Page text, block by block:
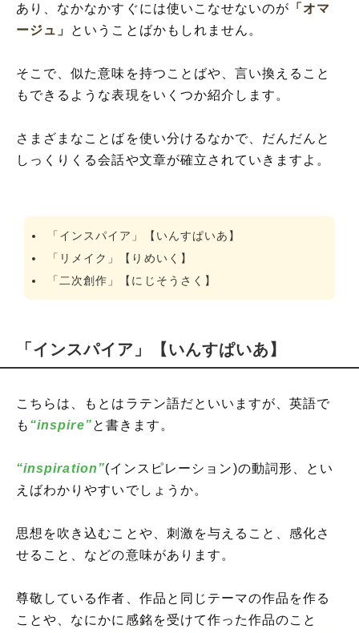
あり、なかなかすぐには使いこなせないのが 「オマ
ージュ」
ということばかもしれません。
そこで、似た意味を持つことばや、言い換えること
もできるような表現をいくつか紹介します。
さまざまなことばを使い分けるなかで、だんだんと
しっくりくる会話や文章が確立されていきますよ。
「インスパイア」【いんすぱいあ】
「リメイク」【りめいく】
「二次創作」【にじそうさく】
「インスパイア」【いんすぱいあ】
こちらは、もとはラテン語だといいますが、英語で
も “inspire”と書きます。
“inspiration”(インスピレーション)の動詞形、とい
えばわかりやすいでしょうか。
思想を吹き込むことや、刺激を与えること、感化さ
せること、などの意味があります。
尊敬している作者、作品と同じテーマの作品を作る
ことや、なにかに感銘を受けて作った作品のこと